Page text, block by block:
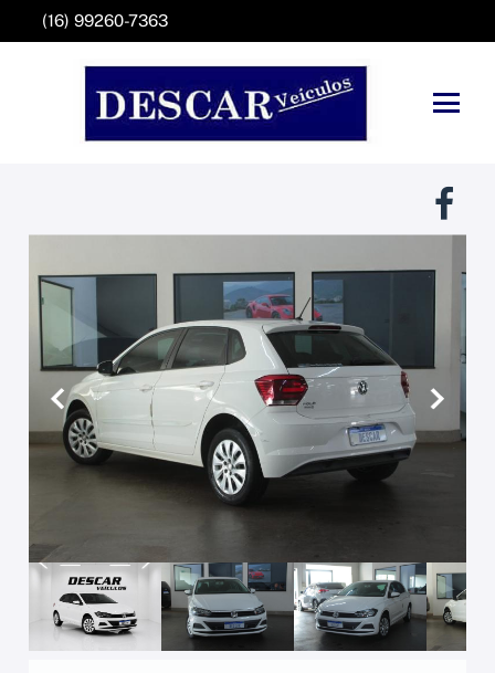
(16) 99260-7363
Anterior Próximo